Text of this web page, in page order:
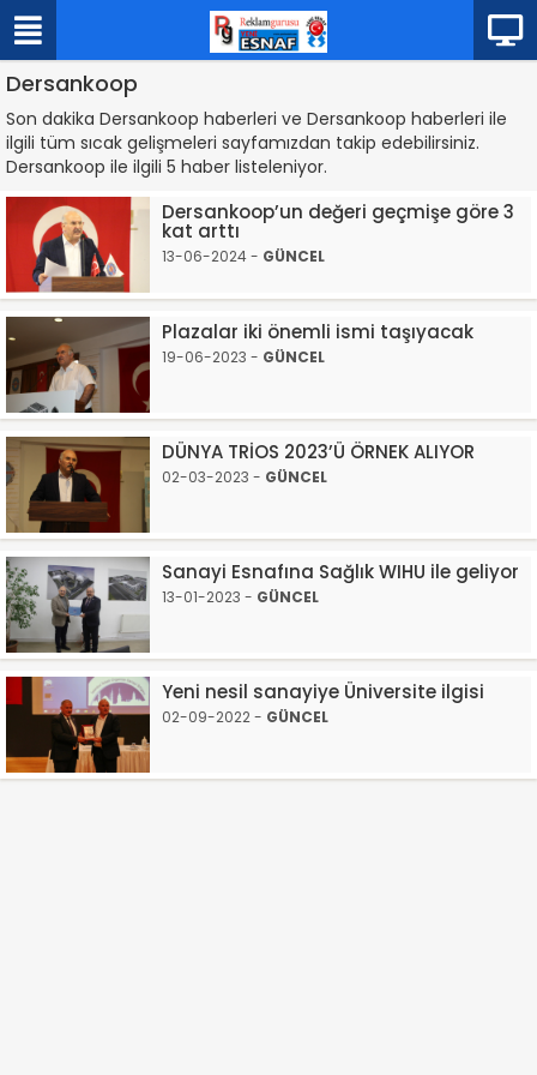
Dersankoop
Son dakika Dersankoop haberleri ve Dersankoop haberleri ile
ilgili tüm sıcak gelişmeleri sayfamızdan takip edebilirsiniz.
Dersankoop ile ilgili 5 haber listeleniyor.
Dersankoop’un değeri geçmişe göre 3
kat arttı
13-06-2024 - GÜNCEL
Plazalar iki önemli ismi taşıyacak
19-06-2023 - GÜNCEL
DÜNYA TRİOS 2023’Ü ÖRNEK ALIYOR
02-03-2023 - GÜNCEL
Sanayi Esnafına Sağlık WIHU ile geliyor
13-01-2023 - GÜNCEL
Yeni nesil sanayiye Üniversite ilgisi
02-09-2022 - GÜNCEL